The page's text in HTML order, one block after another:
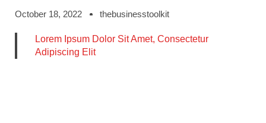
October 18, 2022 thebusinesstoolkit
Lorem Ipsum Dolor Sit Amet, Consectetur
Adipiscing Elit